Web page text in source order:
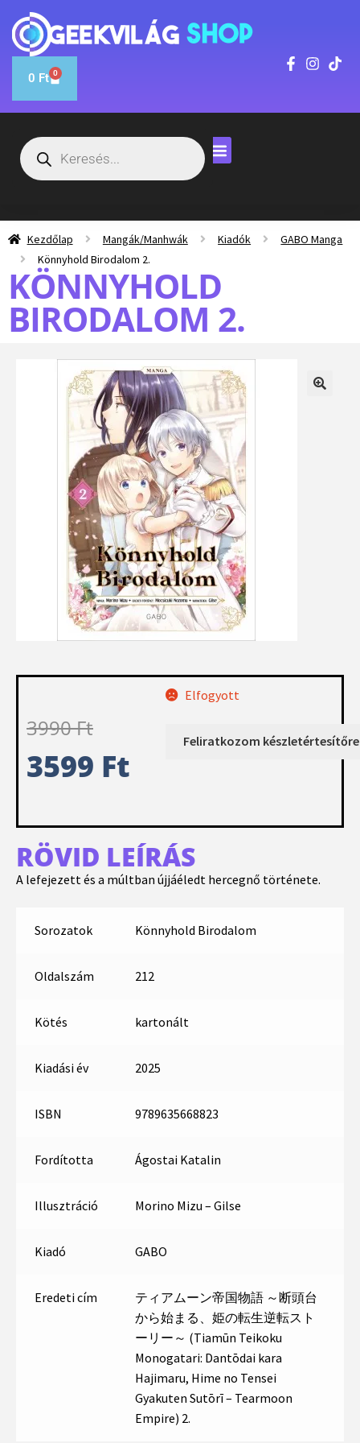
0 Ft 0
Kezdőlap Mangák/Manhwák Kiadók
GABO Manga
Könnyhold Birodalom 2.
KÖNNYHOLD
BIRODALOM 2.
3990Ft
3599 Ft
Elfogyott
RÖVID LEÍRÁS
A lefejezett és a múltban újjáéledt hercegnő története.
Sorozatok Könnyhold Birodalom
Oldalszám 212
Kötés kartonált
Kiadási év 2025
ISBN 9789635668823
Fordította Ágostai Katalin
Illusztráció Morino Mizu – Gilse
Kiadó GABO
Eredeti cím
ティアムーン帝国物語 ～断頭台
から始まる、姫の転生逆転スト
ーリー～ (Tiamūn Teikoku
Monogatari: Dantōdai kara
Hajimaru, Hime no Tensei
Gyakuten Sutōrī – Tearmoon
Empire) 2.